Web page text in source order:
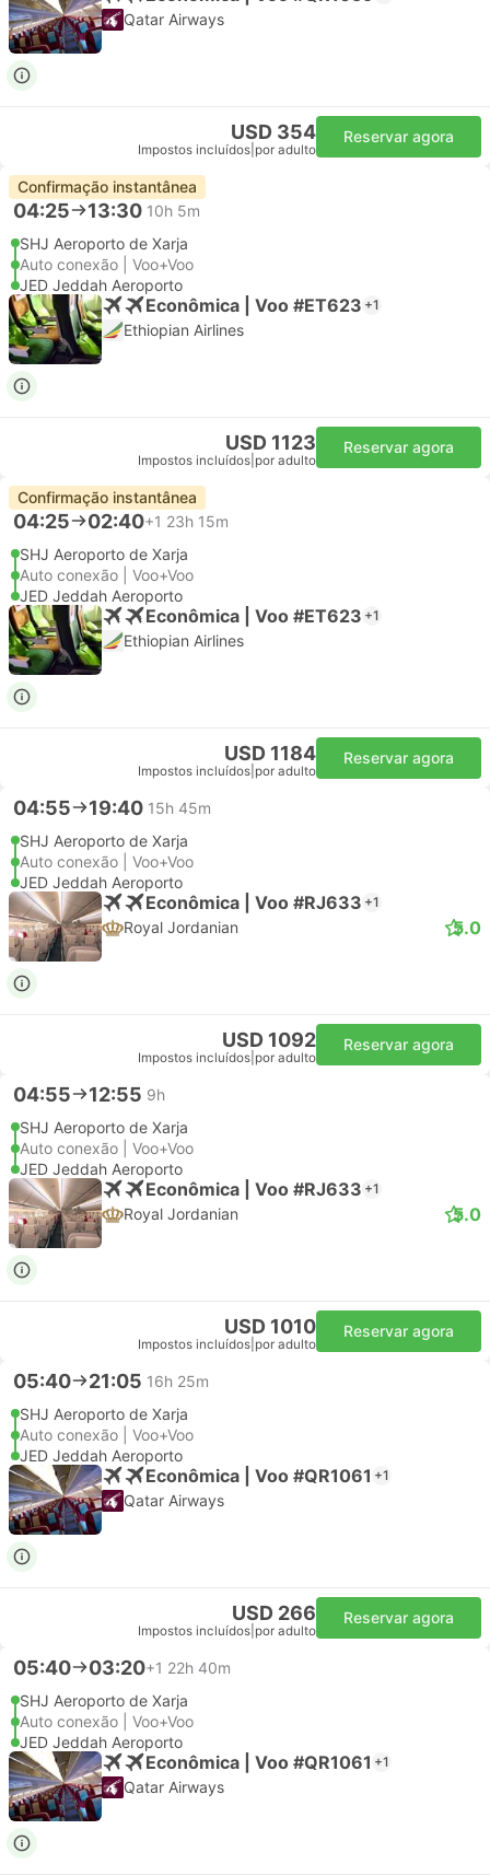
Qatar Airways
USD 354
Impostos incluídos por adulto
Reservar agora
Confirmação instantânea
04:25 13:30 10h 5m
SHJ Aeroporto de Xarja
Auto conexão | Voo+Voo
JED Jeddah Aeroporto
Econômica | Voo #ET623 +1
Ethiopian Airlines
USD 1123
Impostos incluídos por adulto
Reservar agora
Confirmação instantânea
04:25 02:40+1 23h 15m
SHJ Aeroporto de Xarja
Auto conexão | Voo+Voo
JED Jeddah Aeroporto
Econômica | Voo #ET623 +1
Ethiopian Airlines
USD 1184
Impostos incluídos por adulto
Reservar agora
04:55 19:40 15h 45m
SHJ Aeroporto de Xarja
Auto conexão | Voo+Voo
JED Jeddah Aeroporto
Econômica | Voo #RJ633 +1
Royal Jordanian 5.0
USD 1092
Impostos incluídos por adulto
Reservar agora
04:55 12:55 9h
SHJ Aeroporto de Xarja
Auto conexão | Voo+Voo
JED Jeddah Aeroporto
Econômica | Voo #RJ633 +1
Royal Jordanian 5.0
USD 1010
Impostos incluídos por adulto
Reservar agora
05:40 21:05 16h 25m
SHJ Aeroporto de Xarja
Auto conexão | Voo+Voo
JED Jeddah Aeroporto
Econômica | Voo #QR1061 +1
Qatar Airways
USD 266
Impostos incluídos por adulto
Reservar agora
05:40 03:20+1 22h 40m
SHJ Aeroporto de Xarja
Auto conexão | Voo+Voo
JED Jeddah Aeroporto
Econômica | Voo #QR1061 +1
Qatar Airways